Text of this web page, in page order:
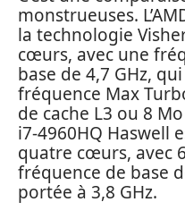
monstrueuses.
la technologie
cœurs, avec une
base de 4,7 GHz,
fréquence Max
de cache L3 ou 8
i7-4960HQ Haswell
quatre cœurs, avec
fréquence de base
portée à 3,8 GHz.